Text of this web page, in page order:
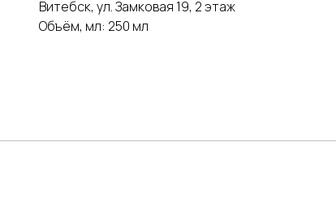
Витебск, ул. Замковая 19, 2 этаж
Объём, мл: 250 мл